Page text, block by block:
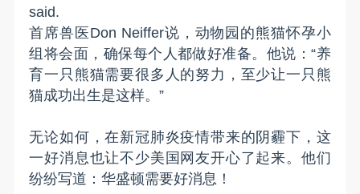
said.
首席兽医Don Neiffer说，动物园的熊猫怀孕小
组将会面，确保每个人都做好准备。他说：“养
育一只熊猫需要很多人的努力，至少让一只熊
猫成功出生是这样。”
无论如何，在新冠肺炎疫情带来的阴霾下，这
一好消息也让不少美国网友开心了起来。他们
纷纷写道：华盛顿需要好消息！